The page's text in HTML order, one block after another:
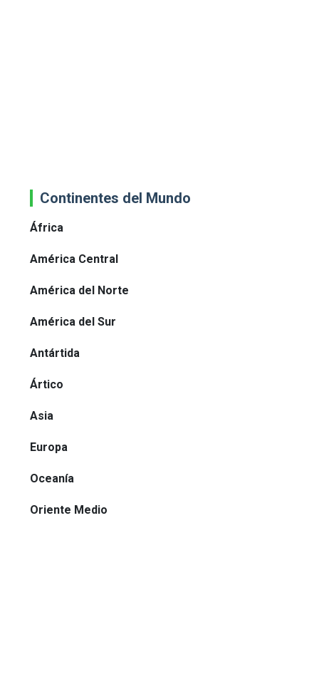
Continentes del Mundo
África
América Central
América del Norte
América del Sur
Antártida
Ártico
Asia
Europa
Oceanía
Oriente Medio